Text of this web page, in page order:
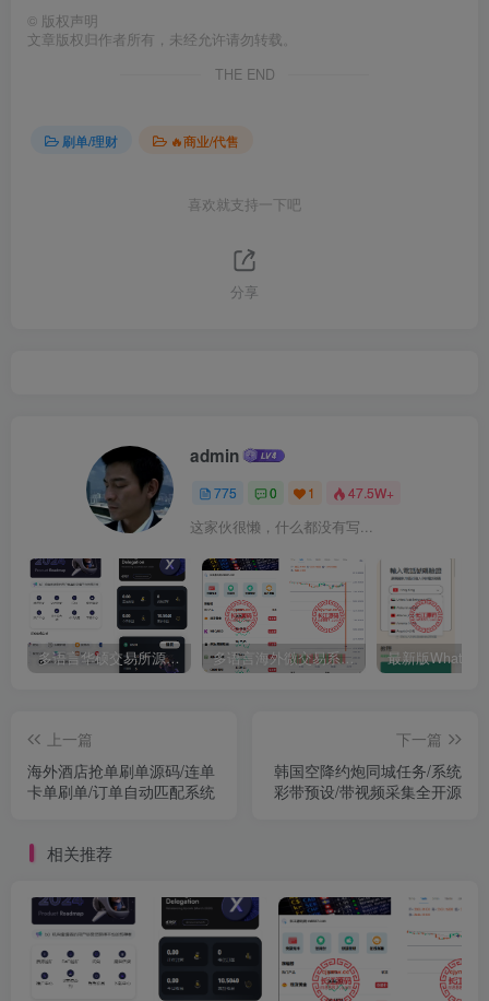
© 版权声明
文章版权归作者所有，未经允许请勿转载。
THE END
刷单/理财 🔥商业/代售
喜欢就支持一下吧
分享
admin
775 0 1 47.5W+
这家伙很懒，什么都没有写...
多语言华硕交易所源码/手机端uniapp电脑端vue.支持秒合约/币币/国际黄金/U本位合约/DeFi挖矿 多语言海外微交易系统源码/虚拟币黄金期货外汇微盘
上一篇
海外酒店抢单刷单源码/连单
卡单刷单/订单自动匹配系统
下一篇
韩国空降约炮同城任务/系统
彩带预设/带视频采集全开源
相关推荐